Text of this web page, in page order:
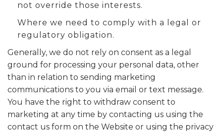
not override those interests.
Where we need to comply with a legal or
regulatory obligation.
Generally, we do not rely on consent as a legal
ground for processing your personal data, other
than in relation to sending marketing
communications to you via email or text message.
You have the right to withdraw consent to
marketing at any time by contacting us using the
contact us form on the Website or using the privacy